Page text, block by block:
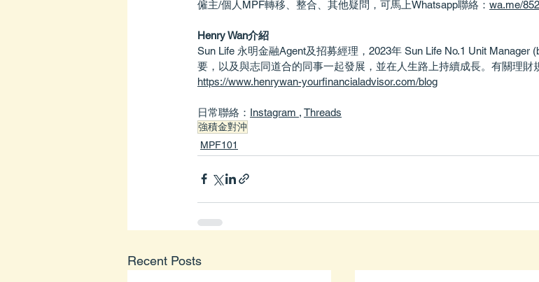
僱主/個人MPF轉移、整合、其他疑問，可馬上Whatsapp聯絡： wa.me/
Henry Wan介紹
Sun Life 永明金融Agent及招募經理，2023年 Sun Life No.1 Unit
要，以及與志同道合的同事一起發展，並在人生路上持續成長。有關理財
https://www.henrywan-yourfinancialadvisor.com/blog
日常聯絡： Instagram , Threads
強積金對沖
MPF101
Recent Posts